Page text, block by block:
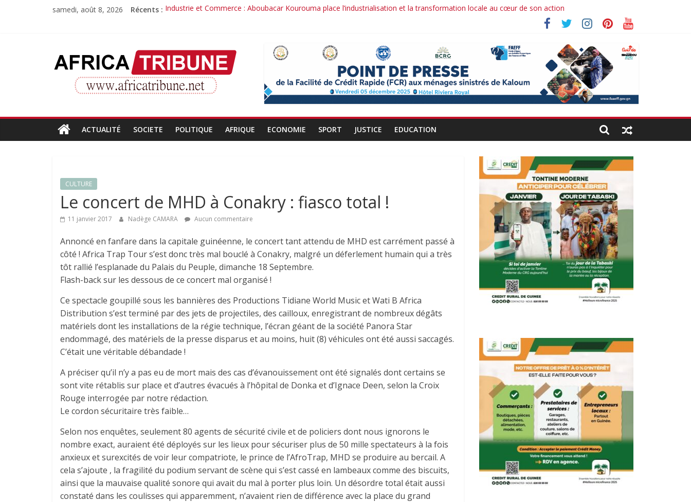
samedi, août 8, 2026 Récents : Industrie et Commerce : Aboubacar Kourouma place l’industrialisation et la transformation locale au cœur de son action
Djiba Diakité reconduit : la confiance renouvelée envers un homme de résultats
Le parcours inspirant d’un officier au service du Président et de son pays.
AfricaTribune
d'informations
ACTUALITÉ SOCIETE POLITIQUE AFRIQUE ECONOMIE SPORT JUSTICE EDUCATION
CULTURE
Le concert de MHD à Conakry : fiasco total !
11 janvier 2017 Nadège CAMARA Aucun commentaire
Annoncé en fanfare dans la capitale guinéenne, le concert tant attendu de MHD est carrément passé à
côté ! Africa Trap Tour s’est donc très mal bouclé à Conakry, malgré un déferlement humain qui a très
tôt rallié l’esplanade du Palais du Peuple, dimanche 18 Septembre.
Flash-back sur les dessous de ce concert mal organisé !
Ce spectacle goupillé sous les bannières des Productions Tidiane World Music et Wati B Africa
Distribution s’est terminé par des jets de projectiles, des cailloux, enregistrant de nombreux dégâts
matériels dont les installations de la régie technique, l’écran géant de la société Panora Star
endommagé, des matériels de la presse disparus et au moins, huit (8) véhicules ont été aussi saccagés.
C’était une véritable débandade !
A préciser qu’il n’y a pas eu de mort mais des cas d’évanouissement ont été signalés dont certains se
sont vite rétablis sur place et d’autres évacués à l’hôpital de Donka et d’Ignace Deen, selon la Croix
Rouge interrogée par notre rédaction.
Le cordon sécuritaire très faible…
Selon nos enquêtes, seulement 80 agents de sécurité civile et de policiers dont nous ignorons le
nombre exact, auraient été déployés sur les lieux pour sécuriser plus de 50 mille spectateurs à la fois
anxieux et surexcités de voir leur compatriote, le prince de l’AfroTrap, MHD se produire au bercail. A
cela s’ajoute , la fragilité du podium servant de scène qui s’est cassé en lambeaux comme des biscuits,
ainsi que la mauvaise qualité sonore qui avait du mal à porter plus loin. Un désordre total était aussi
constaté dans les coulisses qui apparemment, n’avaient rien de différence avec la place du grand